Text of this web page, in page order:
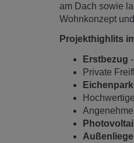
am Dach sowie
Wohnkonzept
Projekthighlits
Erstbezug
Private
Angenehme